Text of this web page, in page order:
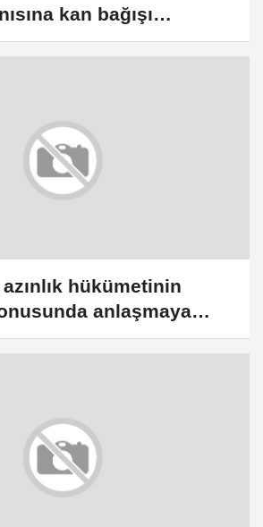
kan bağışı
hükümetinin
anlaşmaya